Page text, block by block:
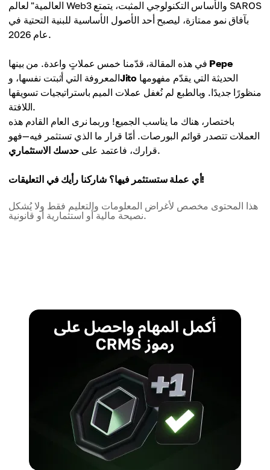
العالمية" لعالم Web3 والأساس التكنولوجي المثبت، يتمتع SAROS
بآفاق نمو ممتازة، ليصبح أحد الأصول الأساسية للبنية التحتية في
عام 2026.
Pepe
المعروفة التي أثبتت نفسها، وJito
منظورًا جديدًا. وبالطبع لم نُغفل عملات الميم باستراتيجيات تسويقها
اللافتة.
باختصار، هناك ما يناسب الجميع! وربما نرى العام القادم هذه
العملات تتصدر قوائم البورصات. أمّا قرار ما الذي تستثمر فيه—فهو
قرارك، فاعتمد على حدسك الاستثماري .
أي عملة ستستثمر فيها؟ شاركنا رأيك في التعليقات!
هذا المحتوى مخصص لأغراض المعلومات والتعليم فقط ولا يُشكل
نصيحة مالية أو استثمارية أو قانونية.